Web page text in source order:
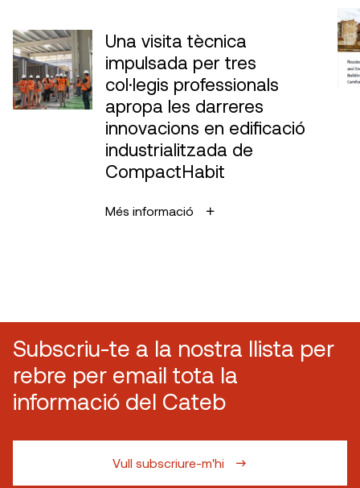
Una visita tècnica
impulsada per tres
col·legis professionals
apropa les darreres
innovacions en edificació
industrialitzada de
CompactHabit
Més informació
Subscriu-te a la nostra llista per
rebre per email tota la
informació del Cateb
Vull subscriure-m'hi